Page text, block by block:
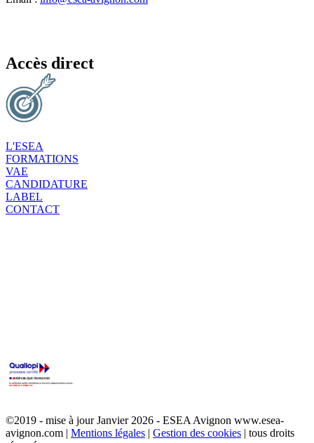
Accès direct
L'ESEA
FORMATIONS
VAE
CANDIDATURE
LABEL
CONTACT
©2019 - mise à jour Janvier 2026 - ESEA Avignon www.esea-
avignon.com | Mentions légales | Gestion des cookies | tous droits